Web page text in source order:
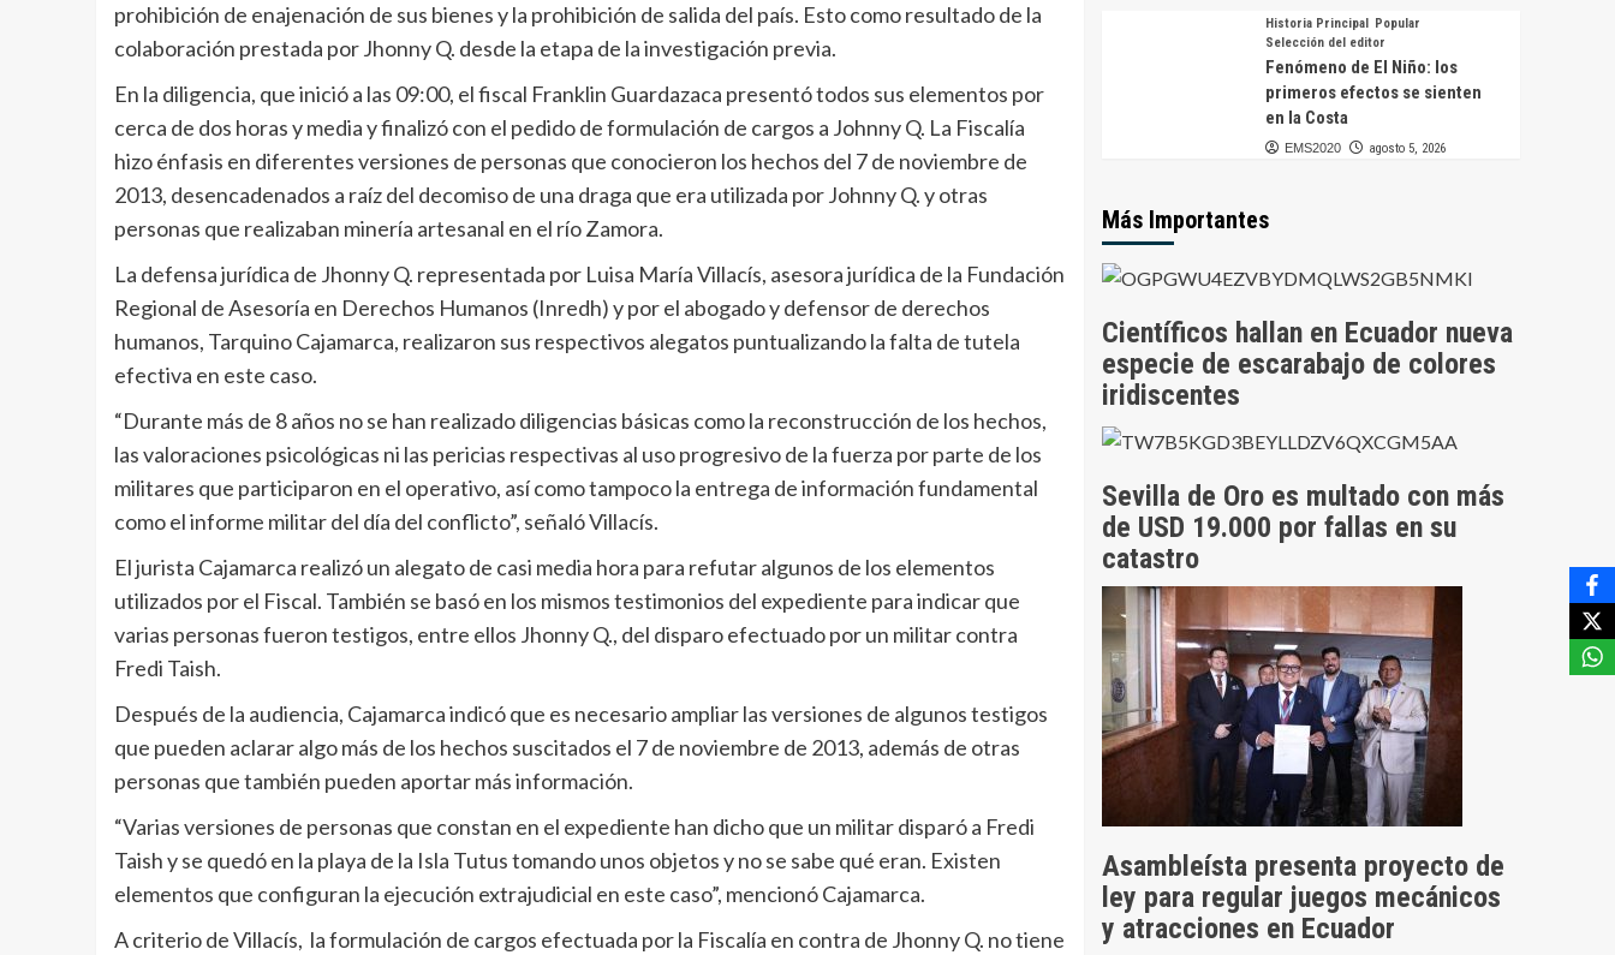
prohibición de enajenación de sus bienes y la prohibición de salida del país. Esto como resultado de la
colaboración prestada por Jhonny Q. desde la etapa de la investigación previa.
En la diligencia, que inició a las 09:00, el fiscal Franklin Guardazaca presentó todos sus elementos por
cerca de dos horas y media y finalizó con el pedido de formulación de cargos a Johnny Q. La Fiscalía
hizo énfasis en diferentes versiones de personas que conocieron los hechos del 7 de noviembre de
2013, desencadenados a raíz del decomiso de una draga que era utilizada por Johnny Q. y otras
personas que realizaban minería artesanal en el río Zamora.
La defensa jurídica de Jhonny Q. representada por Luisa María Villacís, asesora jurídica de la Fundación
Regional de Asesoría en Derechos Humanos (Inredh) y por el abogado y defensor de derechos
humanos, Tarquino Cajamarca, realizaron sus respectivos alegatos puntualizando la falta de tutela
efectiva en este caso.
“Durante más de 8 años no se han realizado diligencias básicas como la reconstrucción de los hechos,
las valoraciones psicológicas ni las pericias respectivas al uso progresivo de la fuerza por parte de los
militares que participaron en el operativo, así como tampoco la entrega de información fundamental
como el informe militar del día del conflicto”, señaló Villacís.
El jurista Cajamarca realizó un alegato de casi media hora para refutar algunos de los elementos
utilizados por el Fiscal. También se basó en los mismos testimonios del expediente para indicar que
varias personas fueron testigos, entre ellos Jhonny Q., del disparo efectuado por un militar contra
Fredi Taish.
Después de la audiencia, Cajamarca indicó que es necesario ampliar las versiones de algunos testigos
que pueden aclarar algo más de los hechos suscitados el 7 de noviembre de 2013, además de otras
personas que también pueden aportar más información.
“Varias versiones de personas que constan en el expediente han dicho que un militar disparó a Fredi
Taish y se quedó en la playa de la Isla Tutus tomando unos objetos y no se sabe qué eran. Existen
elementos que configuran la ejecución extrajudicial en este caso”, mencionó Cajamarca.
A criterio de Villacís, la formulación de cargos efectuada por la Fiscalía en contra de Jhonny Q. no tiene
Historia Principal Popular
Selección del editor
Fenómeno de El Niño: los
primeros efectos se sienten
en la Costa
EMS2020 agosto 5, 2026
Más Importantes
Científicos hallan en Ecuador nueva
especie de escarabajo de colores
iridiscentes
Sevilla de Oro es multado con más
de USD 19.000 por fallas en su
catastro
Asambleísta presenta proyecto de
ley para regular juegos mecánicos
y atracciones en Ecuador